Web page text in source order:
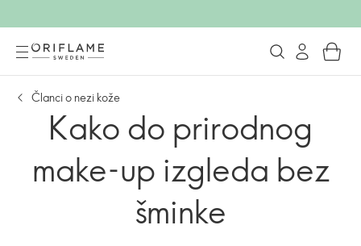
Članci o nezi kože
Kako do prirodnog
make-up izgleda bez
šminke